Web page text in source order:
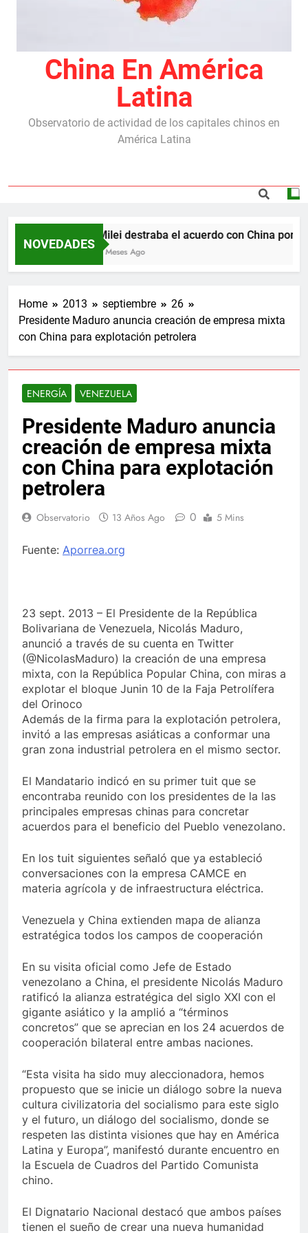
China En América
Latina
Observatorio de actividad de los capitales chinos en
América Latina
NOVEDADES
Milei destraba el acuerdo con China por
5 Meses Ago
Home 2013 septiembre
26
Presidente Maduro anuncia creación de empresa mixta
con China para explotación petrolera
ENERGÍA VENEZUELA
Presidente Maduro anuncia
creación de empresa mixta
con China para explotación
petrolera
Observatorio 13 Años Ago 0 5 Mins
Fuente: Aporrea.org
23 sept. 2013 – El Presidente de la República
Bolivariana de Venezuela, Nicolás Maduro,
anunció a través de su cuenta en Twitter
(@NicolasMaduro) la creación de una empresa
mixta, con la República Popular China, con miras a
explotar el bloque Junin 10 de la Faja Petrolífera
del Orinoco
Además de la firma para la explotación petrolera,
invitó a las empresas asiáticas a conformar una
gran zona industrial petrolera en el mismo sector.
El Mandatario indicó en su primer tuit que se
encontraba reunido con los presidentes de la las
principales empresas chinas para concretar
acuerdos para el beneficio del Pueblo venezolano.
En los tuit siguientes señaló que ya estableció
conversaciones con la empresa CAMCE en
materia agrícola y de infraestructura eléctrica.
Venezuela y China extienden mapa de alianza
estratégica todos los campos de cooperación
En su visita oficial como Jefe de Estado
venezolano a China, el presidente Nicolás Maduro
ratificó la alianza estratégica del siglo XXI con el
gigante asiático y la amplió a “términos
concretos” que se aprecian en los 24 acuerdos de
cooperación bilateral entre ambas naciones.
“Esta visita ha sido muy aleccionadora, hemos
propuesto que se inicie un diálogo sobre la nueva
cultura civilizatoria del socialismo para este siglo
y el futuro, un diálogo del socialismo, donde se
respeten las distinta visiones que hay en América
Latina y Europa”, manifestó durante encuentro en
la Escuela de Cuadros del Partido Comunista
chino.
El Dignatario Nacional destacó que ambos países
tienen el sueño de crear una nueva humanidad